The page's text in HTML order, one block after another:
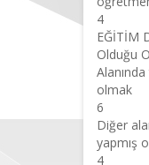
4
EĞİTİM
Olduğu
olmak
6
Diğer
yapmış
4